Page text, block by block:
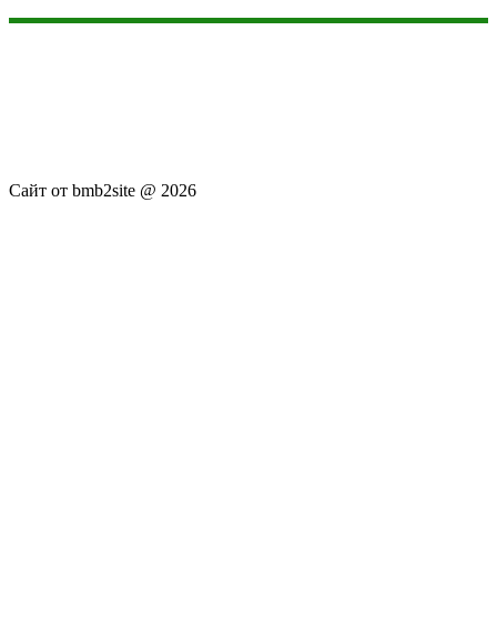
Сайт от bmb2site @ 2026